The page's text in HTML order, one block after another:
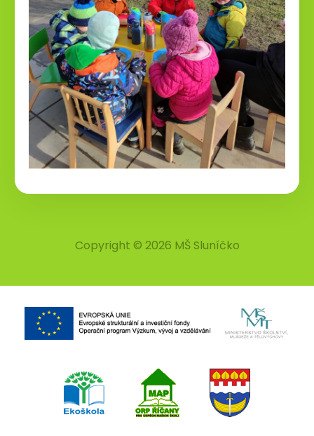
Copyright © 2026 MŠ Sluníčko